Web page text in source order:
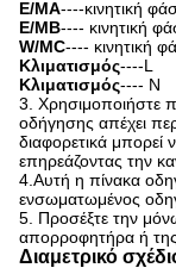
Ε/ΜΑ----κινητική
Ε/ΜΒ---- κινητική
W/MC---- κινητική
Κλιματισμός----L
Κλιματισμός---- Ν
3. Χρησιμοποιήστε
οδήγησης απέχει
διαφορετικά μπορεί
επηρεάζοντας την
4.Αυτή η πίνακα
ενσωματωμένος
5. Προσέξτε την
απορροφητήρα ή
Διαμετρικό